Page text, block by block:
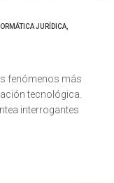
JURÍDICA
fenómenos más
tecnológica.
interrogantes